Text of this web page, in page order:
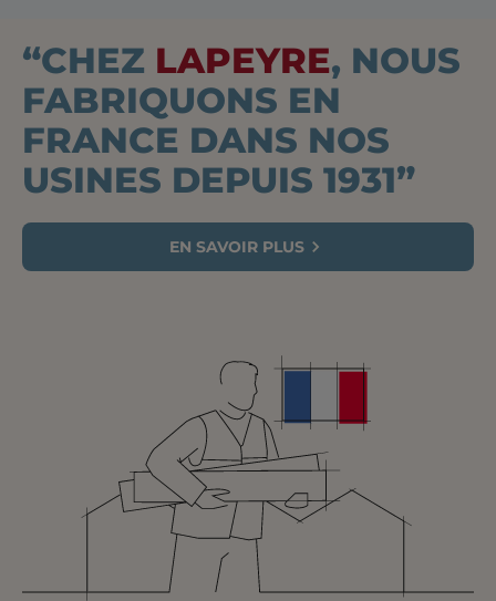
“CHEZ LAPEYRE, NOUS
FABRIQUONS EN
FRANCE DANS NOS
USINES DEPUIS 1931”
EN SAVOIR PLUS